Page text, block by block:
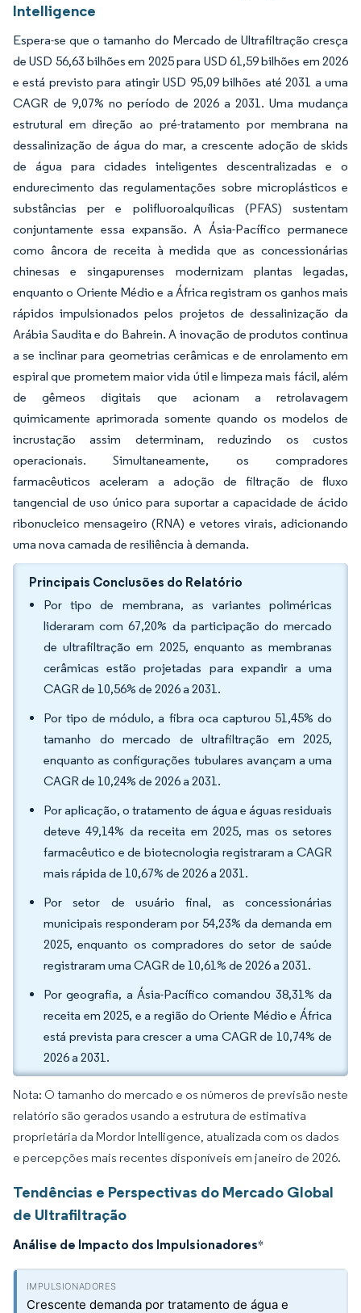
Intelligence
Espera-se que o tamanho do Mercado de Ultrafiltração cresça
de USD 56,63 bilhões em 2025 para USD 61,59 bilhões em 2026
e está previsto para atingir USD 95,09 bilhões até 2031 a uma
CAGR de 9,07% no período de 2026 a 2031. Uma mudança
estrutural em direção ao pré-tratamento por membrana na
dessalinização de água do mar, a crescente adoção de skids
de água para cidades inteligentes descentralizadas e o
endurecimento das regulamentações sobre microplásticos e
substâncias per e polifluoroalquílicas (PFAS) sustentam
conjuntamente essa expansão. A Ásia-Pacífico permanece
como âncora de receita à medida que as concessionárias
chinesas e singapurenses modernizam plantas legadas,
enquanto o Oriente Médio e a África registram os ganhos mais
rápidos impulsionados pelos projetos de dessalinização da
Arábia Saudita e do Bahrein. A inovação de produtos continua
a se inclinar para geometrias cerâmicas e de enrolamento em
espiral que prometem maior vida útil e limpeza mais fácil, além
de gêmeos digitais que acionam a retrolavagem
quimicamente aprimorada somente quando os modelos de
incrustação assim determinam, reduzindo os custos
operacionais. Simultaneamente, os compradores
farmacêuticos aceleram a adoção de filtração de fluxo
tangencial de uso único para suportar a capacidade de ácido
ribonucleico mensageiro (RNA) e vetores virais, adicionando
uma nova camada de resiliência à demanda.
Principais Conclusões do Relatório
Por tipo de membrana, as variantes poliméricas
lideraram com 67,20% da participação do mercado
de ultrafiltração em 2025, enquanto as membranas
cerâmicas estão projetadas para expandir a uma
CAGR de 10,56% de 2026 a 2031.
Por tipo de módulo, a fibra oca capturou 51,45% do
tamanho do mercado de ultrafiltração em 2025,
enquanto as configurações tubulares avançam a uma
CAGR de 10,24% de 2026 a 2031.
Por aplicação, o tratamento de água e águas residuais
deteve 49,14% da receita em 2025, mas os setores
farmacêutico e de biotecnologia registraram a CAGR
mais rápida de 10,67% de 2026 a 2031.
Por setor de usuário final, as concessionárias
municipais responderam por 54,23% da demanda em
2025, enquanto os compradores do setor de saúde
registraram uma CAGR de 10,61% de 2026 a 2031.
Por geografia, a Ásia-Pacífico comandou 38,31% da
receita em 2025, e a região do Oriente Médio e África
está prevista para crescer a uma CAGR de 10,74% de
2026 a 2031.
Nota: O tamanho do mercado e os números de previsão neste
relatório são gerados usando a estrutura de estimativa
proprietária da Mordor Intelligence, atualizada com os dados
e percepções mais recentes disponíveis em janeiro de 2026.
Tendências e Perspectivas do Mercado Global
de Ultrafiltração
Análise de Impacto dos Impulsionadores*
Crescente demanda por tratamento de água e